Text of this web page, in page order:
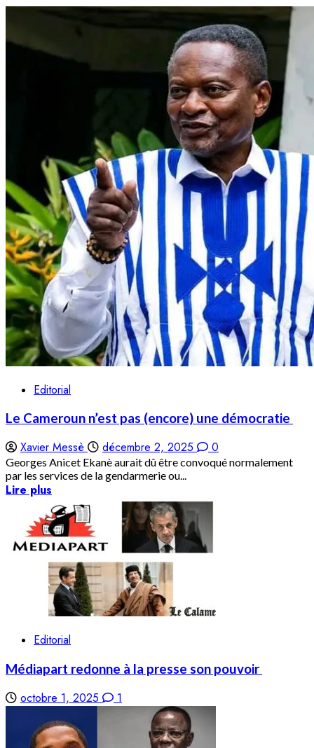
Editorial
Le Cameroun n’est pas (encore) une démocratie
Xavier Messè décembre 2, 2025 0
Georges Anicet Ekanè aurait dû être convoqué normalement
par les services de la gendarmerie ou...
Lire plus
Editorial
Médiapart redonne à la presse son pouvoir
octobre 1, 2025 1